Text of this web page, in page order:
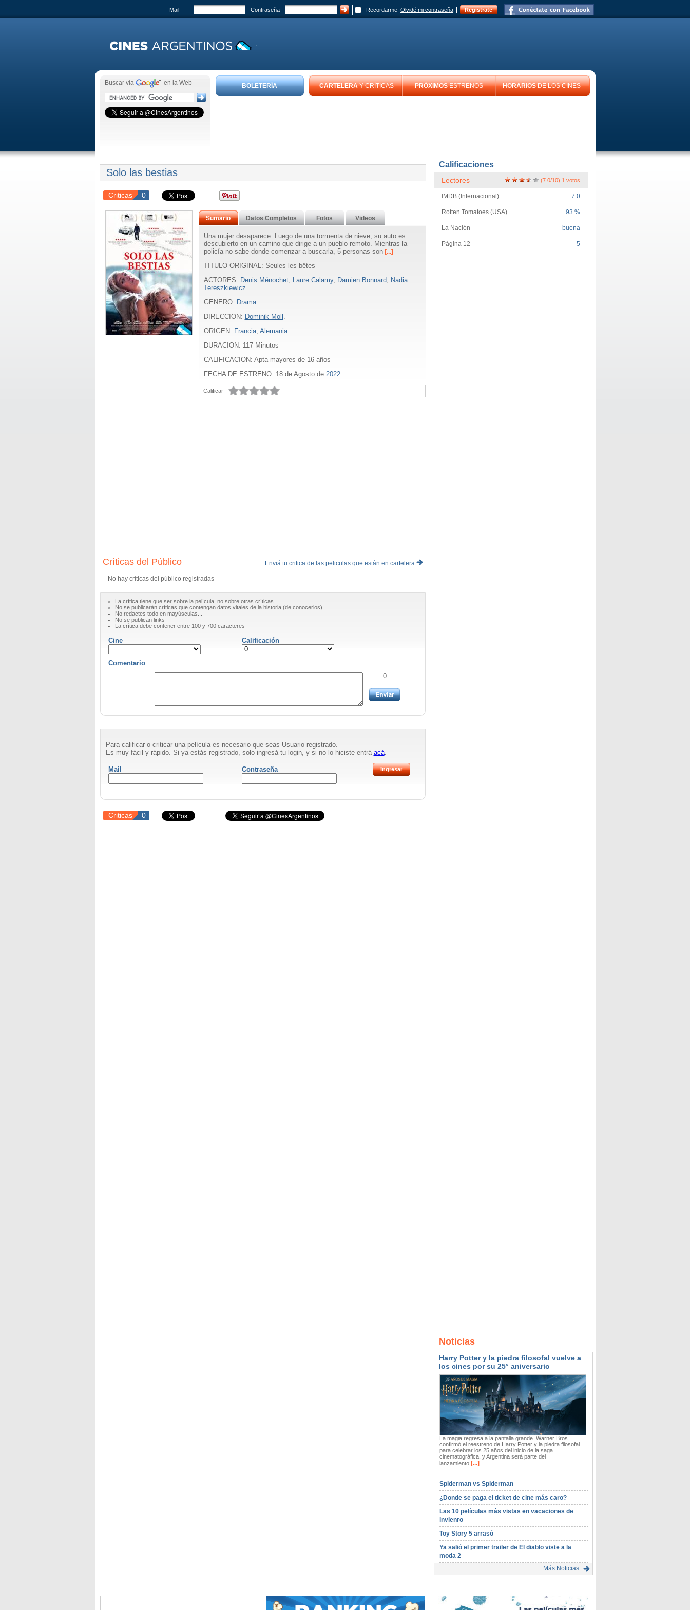
Mail Contraseña Recordarme Olvidé mi contraseña Registrate
Buscar vía en la Web BOLETERÍA CARTELERAY CRÍTICAS PRÓXIMOSESTRENOS HORARIOSDE LOS CINES
Solo las bestias
Criticas 0
Sumario Datos Completos Fotos Videos
Una mujer desaparece. Luego de una tormenta de nieve, su auto es
descubierto en un camino que dirige a un pueblo remoto. Mientras la
policía no sabe donde comenzar a buscarla, 5 personas son[...]
TITULO ORIGINAL: Seules les bêtes
ACTORES: Denis Ménochet, Laure Calamy, Damien Bonnard, Nadia
Tereszkiewicz.
GENERO: Drama.
DIRECCION: Dominik Moll .
ORIGEN: Francia, Alemania.
DURACION: 117Minutos
CALIFICACION: Apta mayores de 16 años
FECHA DE ESTRENO: 18 de Agosto de 2022
Calificar
Enviá tu critica de las peliculas que están en cartelera
Críticas del Público
No hay críticas del público registradas
La crítica tiene que ser sobre la película, no sobre otras críticas
No se publicarán críticas que contengan datos vitales de la historia (de conocerlos)
No redactes todo en mayúsculas...
No se publican links
La crítica debe contener entre 100 y 700 caracteres
Cine Calificación
Comentario
0
Para calificar o criticar una película es necesario que seas Usuario registrado.
Es muy fácil y rápido. Si ya estás registrado, solo ingresá tu login, y si no lo hiciste entrá acá.
Mail Contraseña
Criticas 0
Calificaciones
Lectores (7.0/10) 1 votos
IMDB (Internacional) 7.0
Rotten Tomatoes (USA) 93 %
La Nación buena
Página 12 5
Noticias
Harry Potter y la piedra filosofal vuelve a
los cines por su 25° aniversario
La magia regresa a la pantalla grande. Warner Bros.
confirmó el reestreno de Harry Potter y la piedra filosofal
para celebrar los 25 años del inicio de la saga
cinematográfica, y Argentina será parte del
lanzamiento[...]
Spiderman vs Spiderman
¿Donde se paga el ticket de cine más caro?
Las 10 películas más vistas en vacaciones de
invienro
Toy Story 5 arrasó
Ya salió el primer trailer de El diablo viste a la
moda 2
Más Noticias